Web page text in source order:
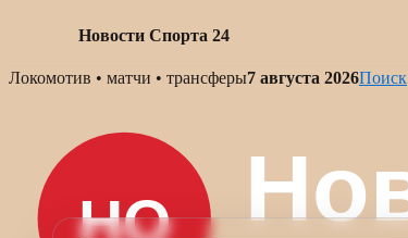
Новости Спорта 24
Skip
Локомотив • матчи • трансферы7 августа 2026Поиск